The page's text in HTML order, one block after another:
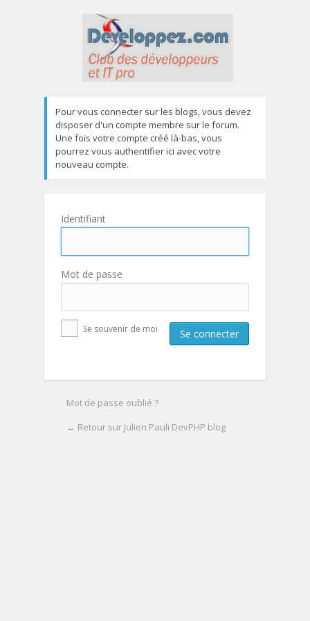
Pour vous connecter sur les blogs, vous devez
disposer d'un compte membre sur le forum.
Une fois votre compte créé là-bas, vous
pourrez vous authentifier ici avec votre
nouveau compte.
Identifiant
Mot de passe
Se souvenir de moi
Mot de passe oublié ?
← Retour sur Julien Pauli DevPHP blog